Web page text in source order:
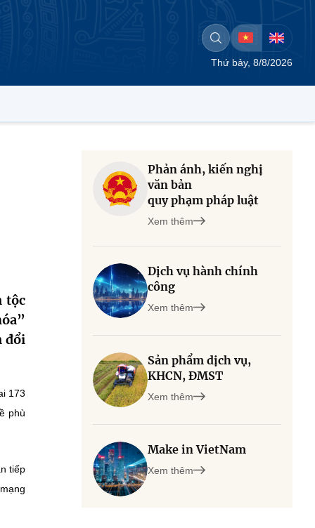
Thứ bảy, 8/8/2026
tộc
đổi
173
phù
tiếp
Phản ánh, kiến nghị
văn bản
quy phạm pháp luật
Xem thêm
Dịch vụ hành chính
công
Xem thêm
Sản phẩm dịch vụ,
KHCN, ĐMST
Xem thêm
Make in VietNam
Xem thêm